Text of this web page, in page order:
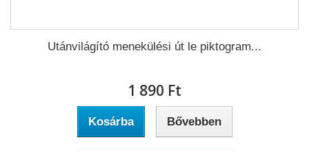
Utánvilágító menekülési út le piktogram...
1 890 Ft‎
Kosárba Bővebben